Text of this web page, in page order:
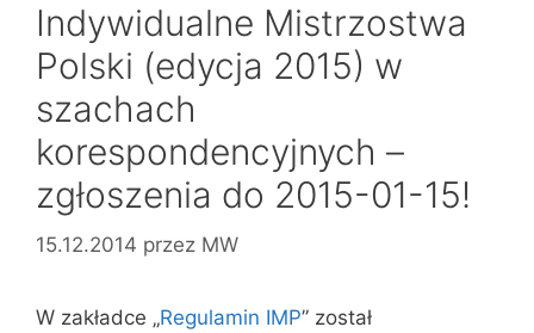
Indywidualne Mistrzostwa
Polski (edycja 2015) w
szachach
korespondencyjnych –
zgłoszenia do 2015-01-15!
15.12.2014 przez MW
W zakładce „Regulamin IMP” został